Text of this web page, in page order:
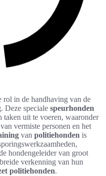
rol in de handhaving van de
Deze speciale speurhonden
taken uit te voeren, waaronder
vermiste personen en het
van politiehonden is
hondengeleider van groot
verkenning van hun
politiehonden.